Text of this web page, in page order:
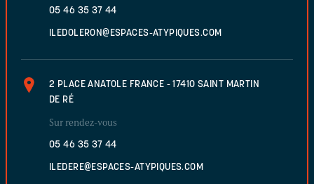
05 46 35 37 44
ILEDOLERON@ESPACES-ATYPIQUES.COM
2 PLACE ANATOLE FRANCE - 17410 SAINT MARTIN
DE RÉ
Sur rendez-vous
05 46 35 37 44
ILEDERE@ESPACES-ATYPIQUES.COM